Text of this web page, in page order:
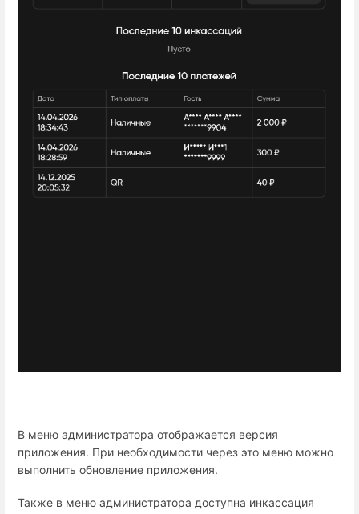
В меню администратора отображается версия
приложения. При необходимости через это меню можно
выполнить обновление приложения.
Также в меню администратора доступна инкассация